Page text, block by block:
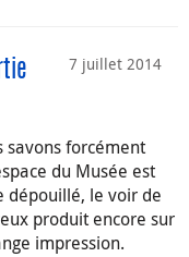
7 juillet 2014
savons forcément
du Musée est
dépouillé, le voir de
produit encore sur
impression.